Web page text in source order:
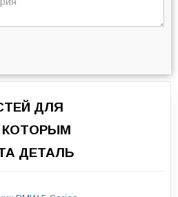
ДЛЯ
КОТОРЫМ
ДЕТАЛЬ